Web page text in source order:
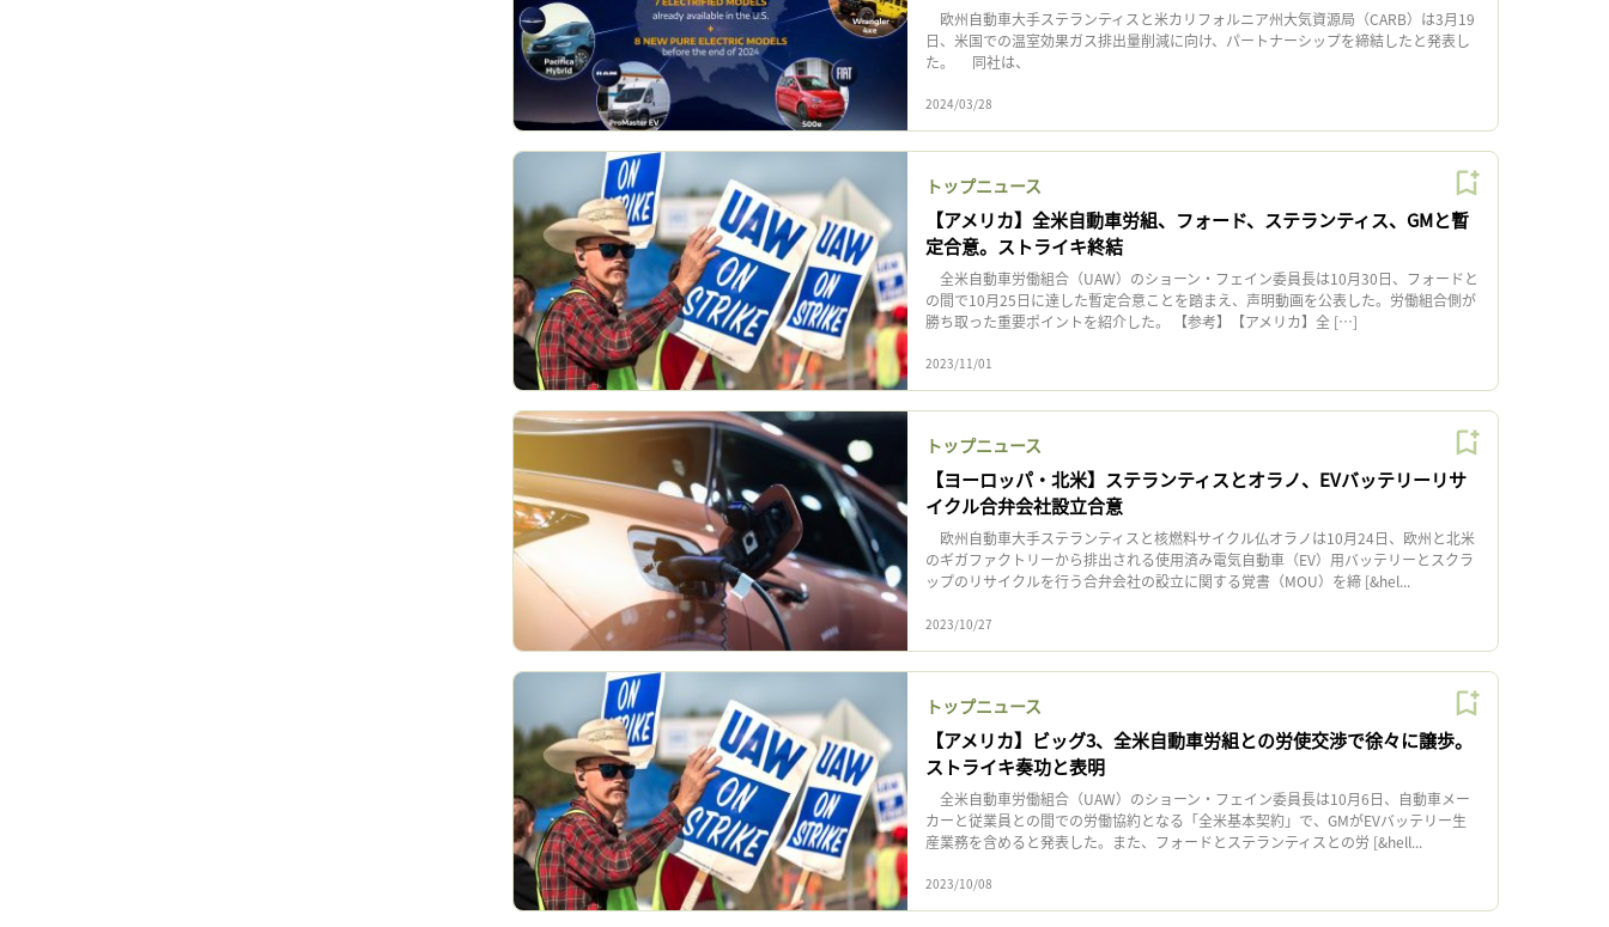
欧州自動車大手ステランティスと米カリフォルニア州大気資源局（CARB）は3月19
日、米国での温室効果ガス排出量削減に向け、パートナーシップを締結したと発表し
た。 同社は、
2024/03/28
トップニュース
【アメリカ】全米自動車労組、フォード、ステランティス、GMと暫
定合意。ストライキ終結
全米自動車労働組合（UAW）のショーン・フェイン委員長は10月30日、フォードと
の間で10月25日に達した暫定合意ことを踏まえ、声明動画を公表した。労働組合側が
勝ち取った重要ポイントを紹介した。 【参考】【アメリカ】全 […]
2023/11/01
トップニュース
【ヨーロッパ・北米】ステランティスとオラノ、EVバッテリーリサ
イクル合弁会社設立合意
欧州自動車大手ステランティスと核燃料サイクル仏オラノは10月24日、欧州と北米
のギガファクトリーから排出される使用済み電気自動車（EV）用バッテリーとスクラ
ップのリサイクルを行う合弁会社の設立に関する覚書（MOU）を締 [&hel...
2023/10/27
トップニュース
【アメリカ】ビッグ3、全米自動車労組との労使交渉で徐々に譲歩。
ストライキ奏功と表明
全米自動車労働組合（UAW）のショーン・フェイン委員長は10月6日、自動車メー
カーと従業員との間での労働協約となる「全米基本契約」で、GMがEVバッテリー生
産業務を含めると発表した。また、フォードとステランティスとの労 [&hell...
2023/10/08